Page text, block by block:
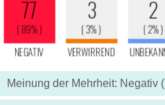
Meinung der Mehrheit: Negativ